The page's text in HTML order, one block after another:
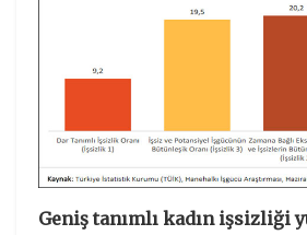
Geniş tanımlı kadın işsizliği